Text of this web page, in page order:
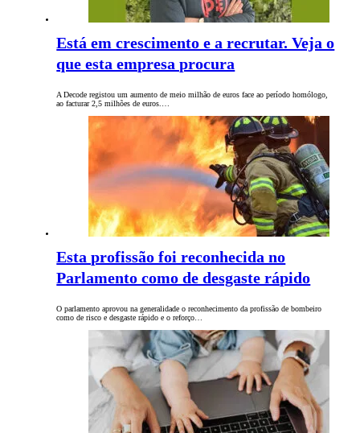
Está em crescimento e a recrutar. Veja o
que esta empresa procura
A Decode registou um aumento de meio milhão de euros face ao período homólogo,
ao facturar 2,5 milhões de euros.…
Esta profissão foi reconhecida no
Parlamento como de desgaste rápido
O parlamento aprovou na generalidade o reconhecimento da profissão de bombeiro
como de risco e desgaste rápido e o reforço…